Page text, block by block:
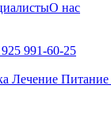
О нас
991-60-25
Лечение Питание